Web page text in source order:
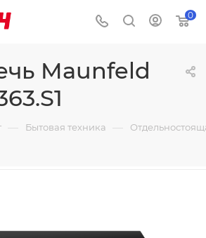
0
Maunfeld
— Бытовая техника —